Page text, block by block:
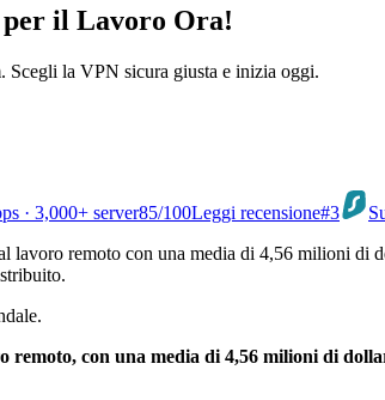
il Lavoro Ora!
la VPN sicura giusta e inizia oggi.
· 3,000+ server85/100Leggi recensione#3
lavoro remoto con una media di 4,56 milioni di
remoto, con una media di 4,56 milioni di